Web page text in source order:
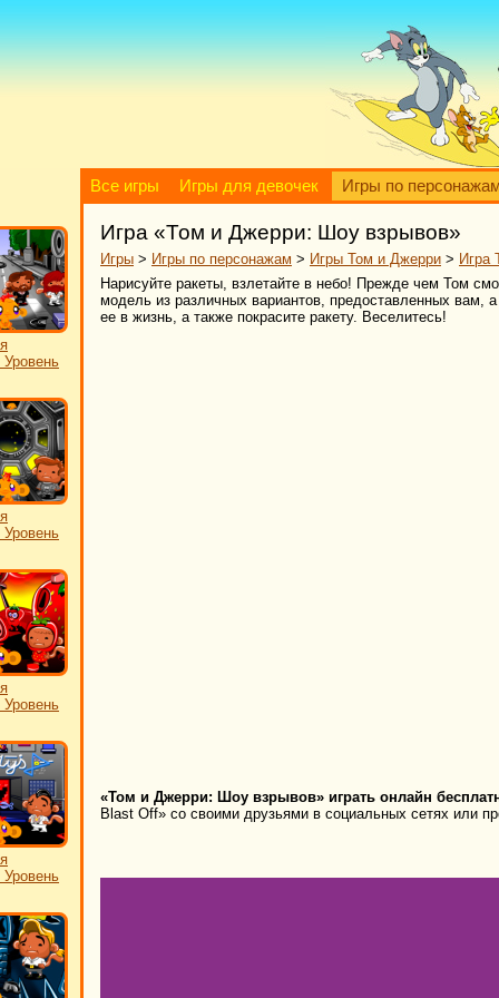
Все игры Игры для девочек Игры по
Уровень
Уровень
Уровень
Уровень
Игра «Том и Джерри: Шоу взрывов»
Игры > Игры по персонажам > Игры Том и Джерри > Игра
Нарисуйте ракеты, взлетайте в небо! Прежде чем Том
модель из различных вариантов, предоставленных вам,
ее в жизнь, а также покрасите ракету. Веселитесь!
«Том и Джерри: Шоу взрывов» играть онлайн
Blast Off» со своими друзьями в социальных сетях или